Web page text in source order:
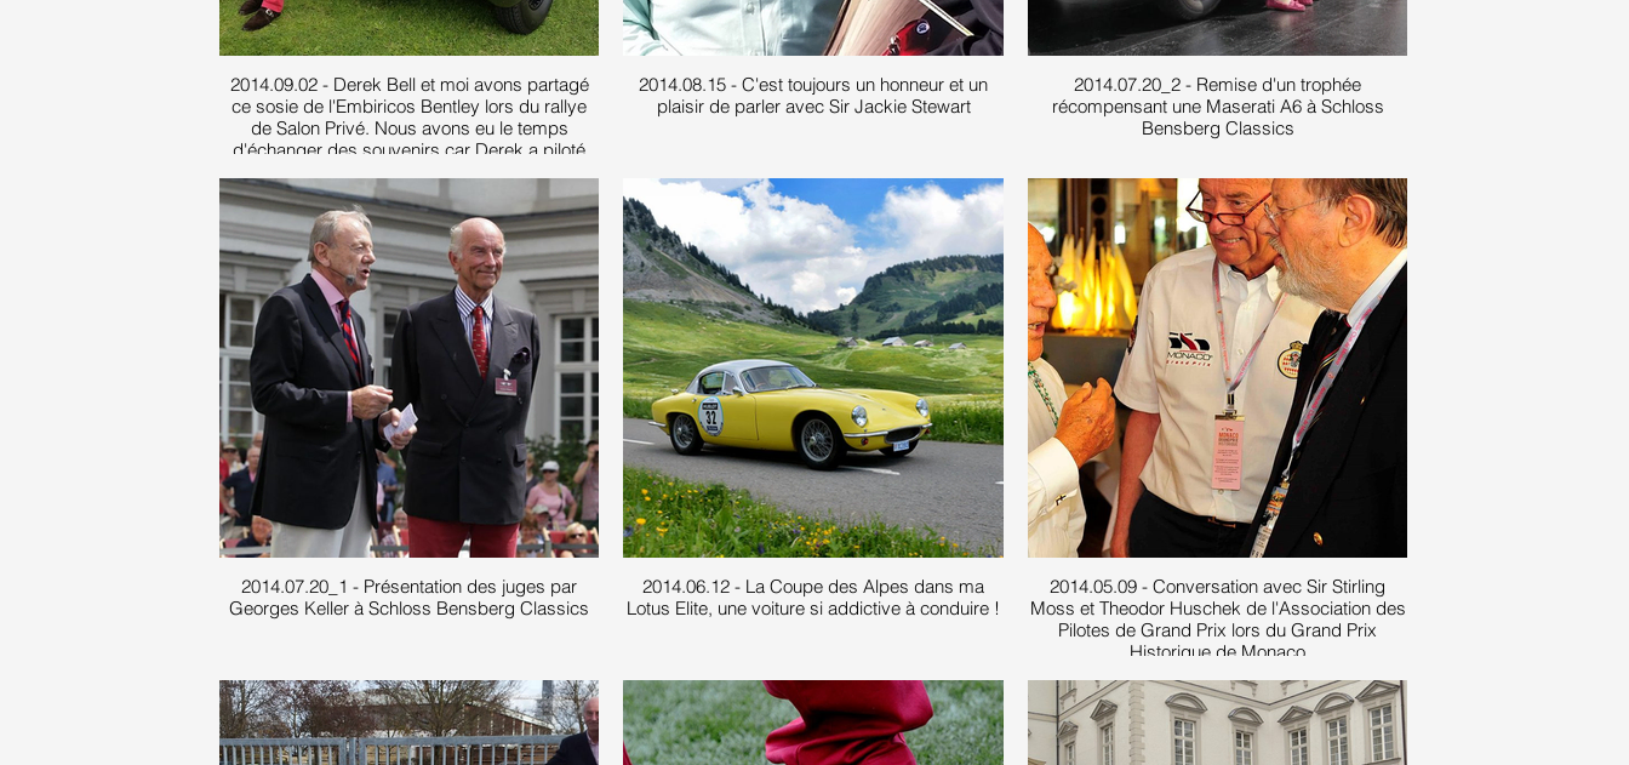
2014.09.02 - Derek Bell et moi avons partagé
ce sosie de l'Embiricos Bentley lors du rallye
de Salon Privé. Nous avons eu le temps
d'échanger des souvenirs car Derek a piloté
l'époque où j'en faisais partie
2014.08.15 - C'est toujours un honneur et un
plaisir de parler avec Sir Jackie Stewart
2014.07.20_2 - Remise d'un trophée
récompensant une Maserati A6 à Schloss
Bensberg Classics
2014.07.20_1 - Présentation des juges par
Georges Keller à Schloss Bensberg Classics
2014.06.12 - La Coupe des Alpes dans ma
Lotus Elite, une voiture si addictive à conduire !
2014.05.09 - Conversation avec Sir Stirling
Moss et Theodor Huschek de l'Association des
Pilotes de Grand Prix lors du Grand Prix
Historique de Monaco